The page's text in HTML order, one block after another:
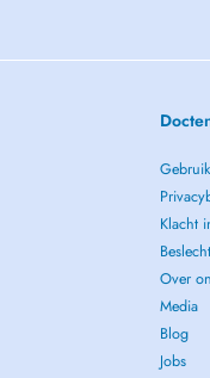
Klacht
Over
Media
Blog
Jobs